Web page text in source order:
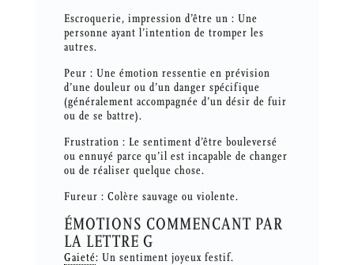
Escroquerie, impression d’être un : Une
personne ayant l’intention de tromper les
autres.
Peur : Une émotion ressentie en prévision
d’une douleur ou d’un danger spécifique
(généralement accompagnée d’un désir de fuir
ou de se battre).
Frustration : Le sentiment d’être bouleversé
ou ennuyé parce qu’il est incapable de changer
ou de réaliser quelque chose.
Fureur : Colère sauvage ou violente.
ÉMOTIONS COMMENCANT PAR
LA LETTRE G
Gaieté: Un sentiment joyeux festif.